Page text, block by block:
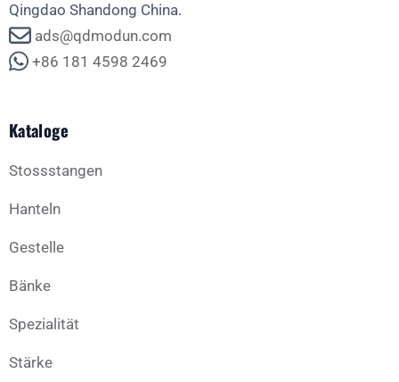
Qingdao Shandong China.
ads@qdmodun.com
+86 181 4598 2469
Kataloge
Stossstangen
Hanteln
Gestelle
Bänke
Spezialität
Stärke